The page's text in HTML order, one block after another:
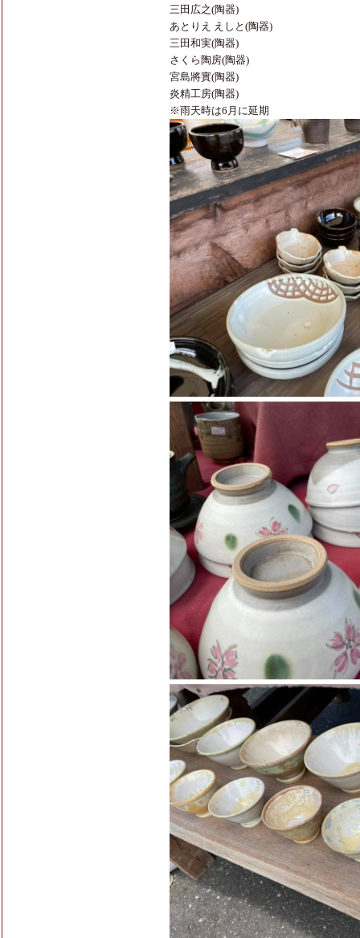
三田広之(陶器)
あとりえ えしと(陶器)
三田和実(陶器)
さくら陶房(陶器)
宮島將實(陶器)
炎精工房(陶器)
※雨天時は6月に延期